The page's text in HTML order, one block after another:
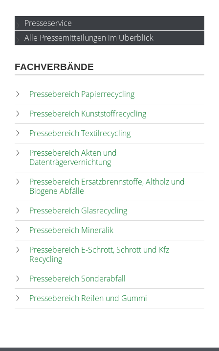
Presseservice
Alle Pressemitteilungen im Überblick
FACHVERBÄNDE
Pressebereich Papierrecycling
Pressebereich Kunststoffrecycling
Pressebereich Textilrecycling
Pressebereich Akten und
Datenträgervernichtung
Pressebereich Ersatzbrennstoffe, Altholz und
Biogene Abfälle
Pressebereich Glasrecycling
Pressebereich Mineralik
Pressebereich E-Schrott, Schrott und Kfz
Recycling
Pressebereich Sonderabfall
Pressebereich Reifen und Gummi